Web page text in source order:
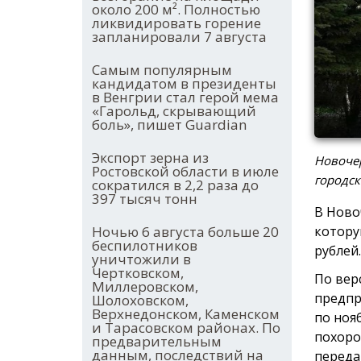
около 200 м². Полностью
ликвидировать горение
запланировали 7 августа
Самым популярным
кандидатом в президенты
в Венгрии стал герой мема
«Гарольд, скрывающий
боль», пишет Guardian
Экспорт зерна из
Ростовской области в июле
сократился в 2,2 раза до
397 тысяч тонн
Ночью 6 августа больше 20
беспилотников
уничтожили в
Чертковском,
Миллеровском,
Шолоховском,
Верхнедонском, Каменском
и Тарасовском районах. По
предварительным
данным, последствий на
В
рублей.
По
по